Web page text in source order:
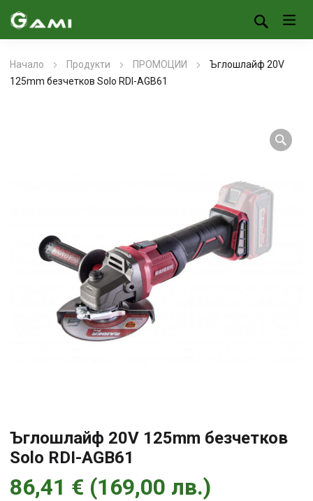
Начало Продукти ПРОМОЦИИ
Ъглошлайф 20V
125mm безчетков Solo RDI-AGB61
Ъглошлайф 20V 125mm безчетков
Solo RDI-AGB61
86,41 € (169,00 лв.)